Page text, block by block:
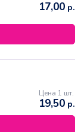
17,00 р.
Цена 1 шт.
19,50 р.